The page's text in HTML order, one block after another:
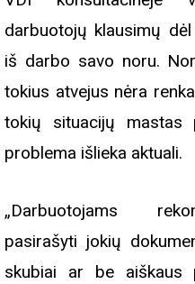
darbuotojų klausimų
iš darbo savo noru.
tokius atvejus nėra
tokių situacijų mastas
problema išlieka aktuali.
„Darbuotojams
pasirašyti jokių
skubiai ar be aiškaus